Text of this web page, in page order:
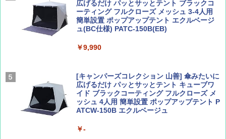
サライ 2026年 9月号 [雑誌]
04 地球の歩き方 島旅 利尻 礼文 天売島 焼尻
島 5訂版
￥1,833
広げるだけ パッとサッとテント ブラックコ
ーティング フルクローズ メッシュ 3-4人用
簡単設置 ポップアップテント エクルベージ
ュ(BC仕様) PATC-150B(EB)
￥9,990
[キャンパーズコレクション 山善] 傘みたいに
広げるだけ パッとサッとテント キューブワ
イド ブラックコーティング フルクローズ メ
ッシュ 4人用 簡単設置 ポップアップテント P
ATCW-150B エクルベージュ
￥-